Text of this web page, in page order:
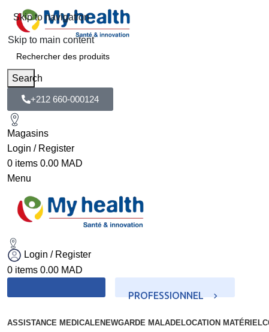
Skip to navigation
Skip to main content
Search
+212 660-000124
Magasins
Login / Register
0 items 0.00 MAD
Menu
Login / Register
0 items 0.00 MAD
PROFESSIONNEL
ASSISTANCE MEDICALE NEWGARDE MALADE LOCATION MATÉRIEL